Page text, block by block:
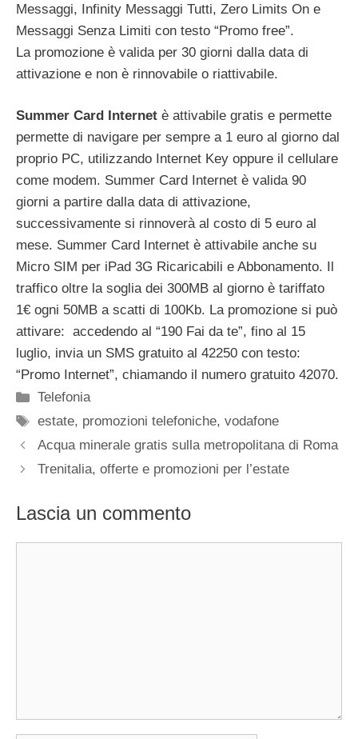
Messaggi, Infinity Messaggi Tutti, Zero Limits On e
Messaggi Senza Limiti con testo “Promo free”.
La promozione è valida per 30 giorni dalla data di
attivazione e non è rinnovabile o riattivabile.
Summer Card Internet è attivabile gratis e permette
permette di navigare per sempre a 1 euro al giorno dal
proprio PC, utilizzando Internet Key oppure il cellulare
come modem. Summer Card Internet è valida 90
giorni a partire dalla data di attivazione,
successivamente si rinnoverà al costo di 5 euro al
mese. Summer Card Internet è attivabile anche su
Micro SIM per iPad 3G Ricaricabili e Abbonamento. Il
traffico oltre la soglia dei 300MB al giorno è tariffato
1€ ogni 50MB a scatti di 100Kb. La promozione si può
attivare: accedendo al “190 Fai da te”, fino al 15
luglio, invia un SMS gratuito al 42250 con testo:
“Promo Internet”, chiamando il numero gratuito 42070.
Categorie
Telefonia
Tag
estate, promozioni telefoniche,vodafone
Acqua minerale gratis sulla metropolitana di Roma
Trenitalia, offerte e promozioni per l’estate
Lascia un commento